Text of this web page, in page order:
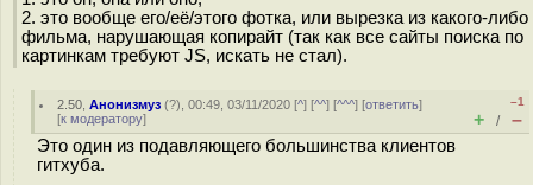
2. это вообще его/её/этого фотка, или вырезка из какого-либо
фильма, нарушающая копирайт (так как все сайты поиска по
картинкам требуют JS, искать не стал).
2.50 ,Анонизмуз (?), 00:49, 03/11/2020 [^] [^^] [^^^] [ответить]
[к модератору]
–1
+ / –
Это один из подавляющего большинства клиентов
гитхуба.